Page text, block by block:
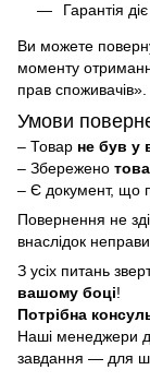
Гарантія
Ви можете
моменту
прав споживачів».
Умови
– Товар не був у
– Збережено
– Є документ, що
Повернення не
внаслідок
З усіх питань
вашому боці!
Потрібна
Наші менеджери
завдання — для